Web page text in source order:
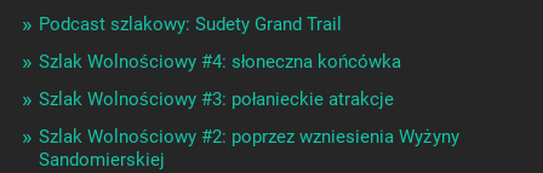
Podcast szlakowy: Sudety Grand Trail
Szlak Wolnościowy #4: słoneczna końcówka
Szlak Wolnościowy #3: połanieckie atrakcje
Szlak Wolnościowy #2: poprzez wzniesienia Wyżyny
Sandomierskiej